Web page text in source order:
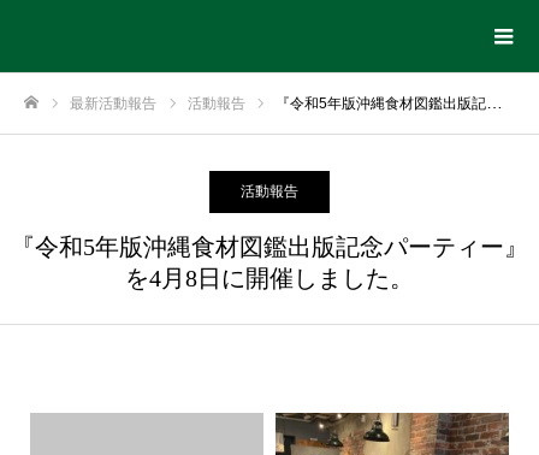
最新活動報告 活動報告 『令和5年版沖縄食材図鑑出版記念パーティー』を4月8日に開催しました。
活動報告
『令和5年版沖縄食材図鑑出版記念パーティー』
を4月8日に開催しました。